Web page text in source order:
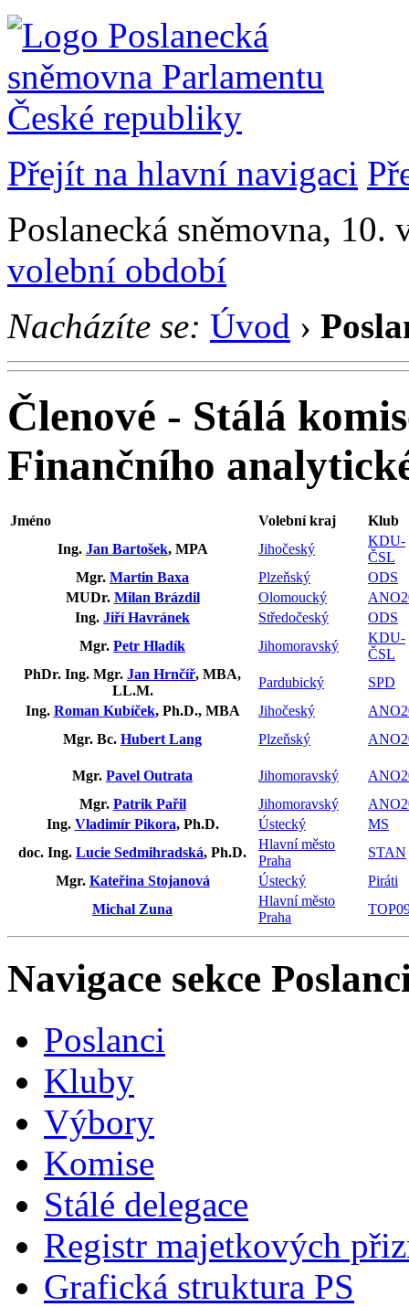
Přejít na hlavní navigaci
Poslanecká sněmovna,
volební období
Nacházíte se: Úvod ›
Členové - Stálá
Finančního
Jméno Volební kraj
Klub
Ing. Jan Bartošek, MPA Jihočeský
KDU-
ČSL
Mgr. Martin Baxa Plzeňský
ODS
MUDr. Milan Brázdil Olomoucký
Ing. Jiří Havránek Středočeský
ODS
Mgr. Petr Hladík Jihomoravský
KDU-
ČSL
PhDr. Ing. Mgr. Jan Hrnčíř, MBA,
LL.M.
Pardubický
SPD
Ing. Roman Kubíček, Ph.D., MBA Jihočeský
Mgr. Bc. Hubert Lang Plzeňský
Mgr. Pavel Outrata Jihomoravský
Mgr. Patrik Pařil Jihomoravský
Ing. Vladimír Pikora, Ph.D. Ústecký
MS
doc. Ing. Lucie Sedmihradská, Ph.D.
Hlavní město
Praha
STAN
Mgr. Kateřina Stojanová Ústecký
Piráti
Michal Zuna
Hlavní město
Praha
Navigace sekce
Poslanci
Kluby
Výbory
Komise
Stálé delegace
Registr majetkových
Grafická struktura PS